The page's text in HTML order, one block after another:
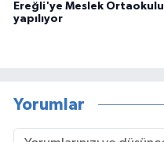
Ereğli'ye Meslek Ortaokulu
yapılıyor
Yorumlar